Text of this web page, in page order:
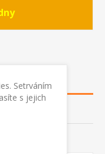
Setrváním
s jejich